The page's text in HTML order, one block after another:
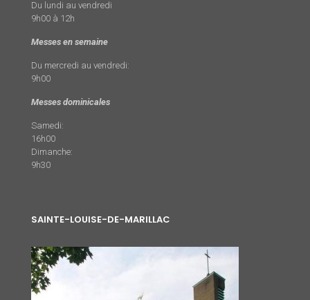
Du lundi au vendredi
9h00 à 12h
Messes en semaine
Du mercredi au vendredi:
9h00
Messes dominicales
Samedi:
16h00
Dimanche:
9h30
SAINTE-LOUISE-DE-MARILLAC